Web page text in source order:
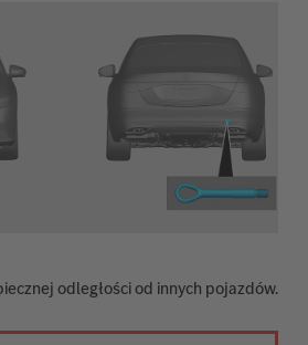
odległości od innych pojazdów.